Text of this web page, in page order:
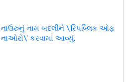
નાઉરુનું નામ બદલીને \'રિપબ્લિક ઓફ
નાઓરો\' કરવામાં આવ્યું.